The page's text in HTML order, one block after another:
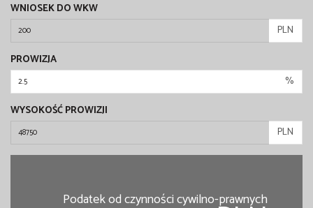
WNIOSEK DO WKW
PLN
PROWIZJA
%
WYSOKOŚĆ PROWIZJI
PLN
Podatek od czynności cywilno-prawnych